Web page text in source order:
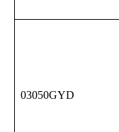
03050GYD